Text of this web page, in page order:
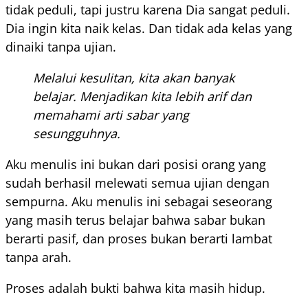
tidak peduli, tapi justru karena Dia sangat peduli.
Dia ingin kita naik kelas. Dan tidak ada kelas yang
dinaiki tanpa ujian.
Melalui kesulitan, kita akan banyak
belajar. Menjadikan kita lebih arif dan
memahami arti sabar yang
sesungguhnya.
Aku menulis ini bukan dari posisi orang yang
sudah berhasil melewati semua ujian dengan
sempurna. Aku menulis ini sebagai seseorang
yang masih terus belajar bahwa sabar bukan
berarti pasif, dan proses bukan berarti lambat
tanpa arah.
Proses adalah bukti bahwa kita masih hidup.